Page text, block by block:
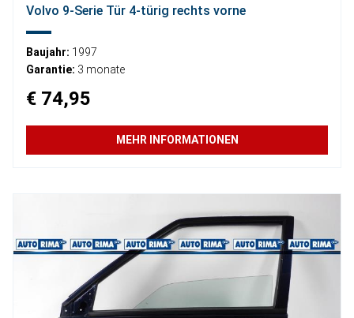
Volvo 9-Serie Tür 4-türig rechts vorne
Baujahr: 1997
Garantie: 3 monate
€ 74,95
MEHR INFORMATIONEN